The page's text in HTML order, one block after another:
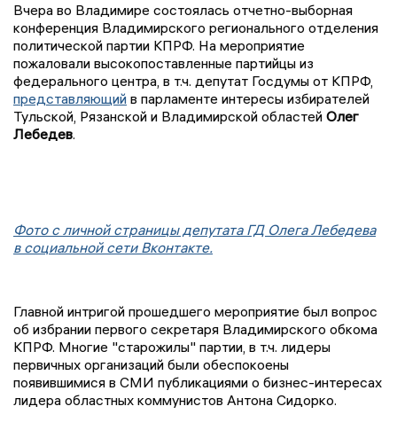
Вчера во Владимире состоялась отчетно-выборная
конференция Владимирского регионального отделения
политической партии КПРФ. На мероприятие
пожаловали высокопоставленные партийцы из
федерального центра, в т.ч. депутат Госдумы от КПРФ,
представляющий в парламенте интересы избирателей
Тульской, Рязанской и Владимирской областей Олег
Лебедев.
Фото с личной страницы депутата ГД Олега Лебедева
в социальной сети Вконтакте.
Главной интригой прошедшего мероприятие был вопрос
об избрании первого секретаря Владимирского обкома
КПРФ. Многие "старожилы" партии, в т.ч. лидеры
первичных организаций были обеспокоены
появившимися в СМИ публикациями о бизнес-интересах
лидера областных коммунистов Антона Сидорко.